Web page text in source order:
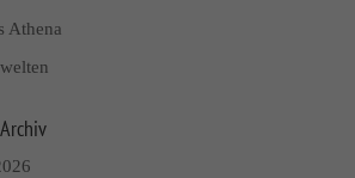
Athena